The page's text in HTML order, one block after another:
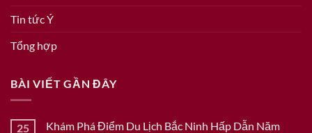
Tin tức Ý
Tổng hợp
BÀI VIẾT GẦN ĐÂY
25
Khám Phá Điểm Du Lịch Bắc Ninh Hấp Dẫn Năm